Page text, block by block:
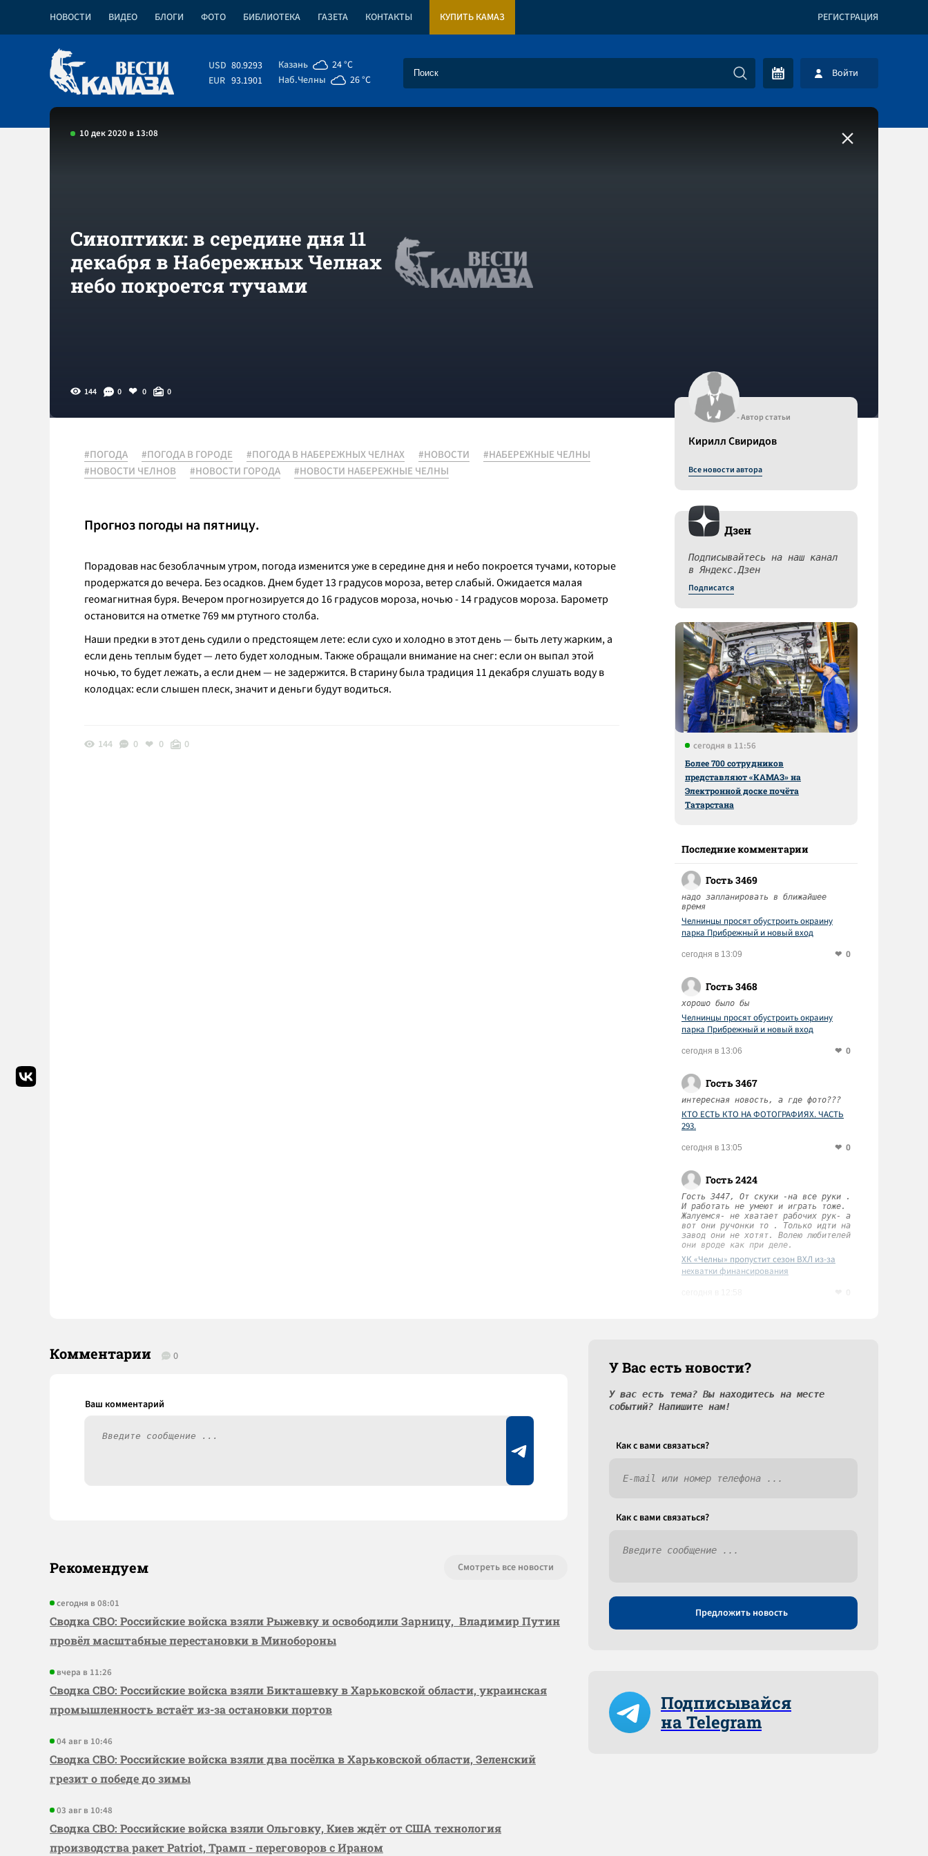
НОВОСТИ ВИДЕО БЛОГИ ФОТО БИБЛИОТЕКА ГАЗЕТА КОНТАКТЫ КУПИТЬ КАМАЗ РЕГИСТРАЦИЯ
USD 80.9293
EUR 93.1901
Казань
24 °C
Наб.Челны
26 °C Войти
10 дек 2020 в 13:08
Синоптики: в середине дня 11
декабря в Набережных Челнах
небо покроется тучами
144 0 0 0
#ПОГОДА #ПОГОДА В ГОРОДЕ #ПОГОДА В НАБЕРЕЖНЫХ ЧЕЛНАХ #НОВОСТИ
#НАБЕРЕЖНЫЕ ЧЕЛНЫ
#НОВОСТИ ЧЕЛНОВ
#НОВОСТИ ГОРОДА #НОВОСТИ НАБЕРЕЖНЫЕ ЧЕЛНЫ
Прогноз погоды на пятницу.
Порадовав нас безоблачным утром, погода изменится уже в середине дня и небо покроется тучами, которые
продержатся до вечера. Без осадков. Днем будет 13 градусов мороза, ветер слабый. Ожидается малая
геомагнитная буря. Вечером прогнозируется до 16 градусов мороза, ночью - 14 градусов мороза. Барометр
остановится на отметке 769 мм ртутного столба.
Наши предки в этот день судили о предстоящем лете: если сухо и холодно в этот день — быть лету жарким, а
если день теплым будет — лето будет холодным. Также обращали внимание на снег: если он выпал этой
ночью, то будет лежать, а если днем — не задержится. В старину была традиция 11 декабря слушать воду в
колодцах: если слышен плеск, значит и деньги будут водиться.
144 0 0 0
- Автор статьи
Кирилл Свиридов
Все новости автора
Дзен
Подписывайтесь на наш канал
в Яндекс.Дзен
Подписатся
сегодня в 11:56
Более 700 сотрудников
представляют «КАМАЗ» на
Электронной доске почёта
Татарстана
Последние комментарии
Гость 3469
надо запланировать в ближайшее
время
Челнинцы просят обустроить окраину
парка Прибрежный и новый вход
сегодня в 13:09 0
Гость 3468
хорошо было бы
Челнинцы просят обустроить окраину
парка Прибрежный и новый вход
сегодня в 13:06 0
Гость 3467
интересная новость, а где фото???
КТО ЕСТЬ КТО НА ФОТОГРАФИЯХ. ЧАСТЬ
293.
сегодня в 13:05 0
Гость 2424
Гость 3447, От скуки -на все руки .
И работать не умеют и играть тоже.
Жалуемся- не хватает рабочих рук- а
вот они ручонки то . Только идти на
завод они не хотят. Волею любителей
они вроде как при деле.
ХК «Челны» пропустит сезон ВХЛ из-за
нехватки финансирования
Комментарии 0
Рекомендуем Смотреть все новости
сегодня в 08:01
Сводка СВО: Российские войска взяли Рыжевку и освободили Зарницу, Владимир Путин
провёл масштабные перестановки в Минобороны
вчера в 11:26
Сводка СВО: Российские войска взяли Бикташевку в Харьковской области, украинская
промышленность встаёт из-за остановки портов
04 авг в 10:46
Сводка СВО: Российские войска взяли два посёлка в Харьковской области, Зеленский
грезит о победе до зимы
03 авг в 10:48
Сводка СВО: Российские войска взяли Ольговку, Киев ждёт от США технология
производства ракет Patriot, Трамп - переговоров с Ираном
У Вас есть новости?
У вас есть тема? Вы находитесь на месте
событий? Напишите нам!
Как c вами связаться?
Как c вами связаться?
Предложить новость
Подписывайся
на Telegram